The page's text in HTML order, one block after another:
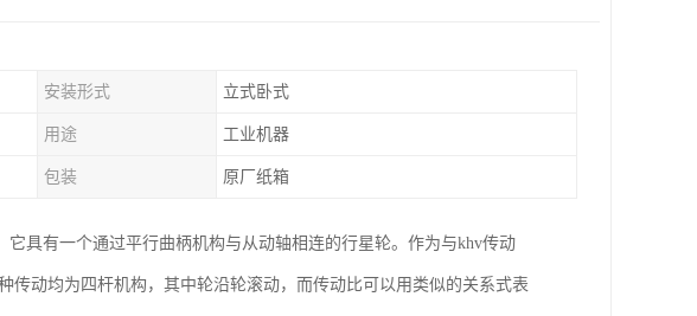
安装形式 立式卧式
用途 工业机器
包装 原厂纸箱
具有一个通过平行曲柄机构与从动轴相连的行星轮。作为与khv传动
动均为四杆机构，其中轮沿轮滚动，而传动比可以用类似的关系式表